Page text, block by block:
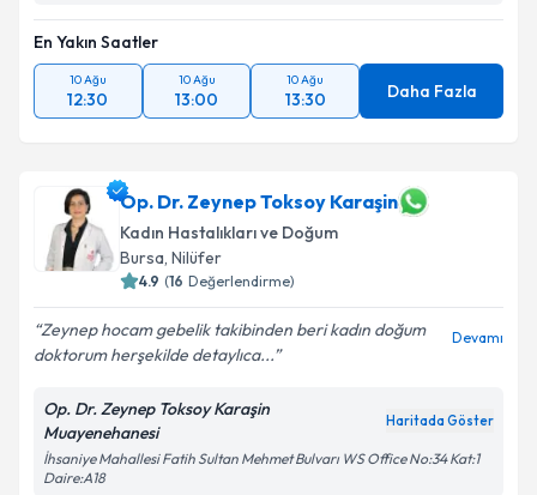
En Yakın Saatler
10 Ağu
12:30
10 Ağu
13:00
10 Ağu
13:30 Daha Fazla
Op. Dr. Zeynep Toksoy Karaşin
Kadın Hastalıkları ve Doğum
Bursa, Nilüfer
4.9 (16 Değerlendirme)
Zeynep hocam gebelik takibinden beri kadın doğum
doktorum herşekilde detaylıca...
Devamı
Op. Dr. Zeynep Toksoy Karaşin
Muayenehanesi
Haritada Göster
İhsaniye Mahallesi Fatih Sultan Mehmet Bulvarı WS Office No:34 Kat:1
Daire:A18